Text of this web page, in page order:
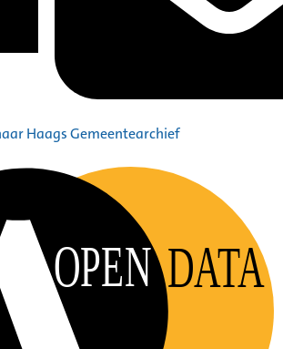
Haags Gemeentearchief
OPEN DATA